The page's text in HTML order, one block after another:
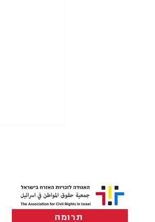
תרומה